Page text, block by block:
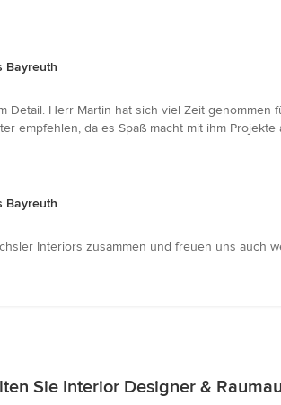
Bayreuth
Detail. Herr Martin hat sich viel Zeit
empfehlen, da es Spaß macht mit ihm
Bayreuth
Interiors zusammen und freuen uns auch
Sie Interior Designer &